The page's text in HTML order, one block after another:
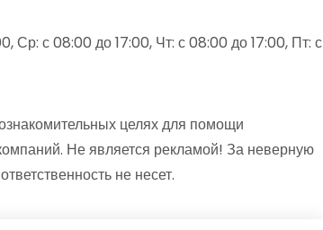
Ср: с 08:00 до 17:00, Чт: с 08:00 до 17:00, Пт: с
целях для помощи
Не является рекламой! За неверную
не несет.